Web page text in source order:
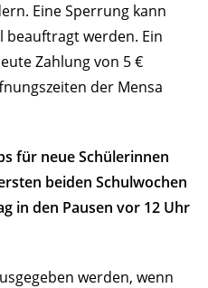
Eine Sperrung kann
beauftragt werden. Ein
Zahlung von 5 €
der Mensa
für neue Schülerinnen
beiden Schulwochen
in den Pausen vor 12 Uhr
werden, wenn